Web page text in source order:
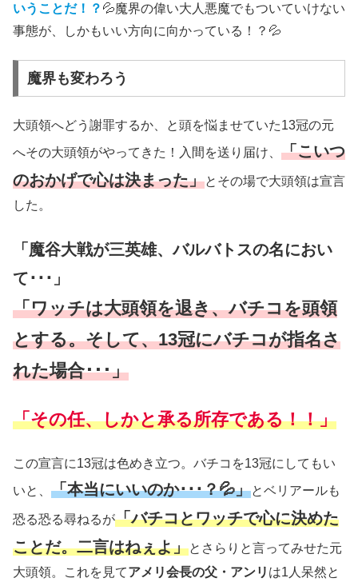
いうことだ！？ 💦魔界の偉い大人悪魔でもついていけない
事態が、しかもいい方向に向かっている！？💦
魔界も変わろう
大頭領へどう謝罪するか、と頭を悩ませていた13冠の元
へその大頭領がやってきた！入間を送り届け、 「こいつ
のおかげで心は決まった」とその場で大頭領は宣言
した。
「魔谷大戦が三英雄、バルバトスの名におい
て･･･」
「ワッチは大頭領を退き、バチコを頭領
とする。そして、13冠にバチコが指名さ
れた場合･･･」
「その任、しかと承る所存である！！」
この宣言に13冠は色めき立つ。バチコを13冠にしてもい
いと、 「本当にいいのか･･･？💦」とベリアールも
恐る恐る尋ねるが「バチコとワッチで心に決めた
ことだ。二言はねぇよ」とさらりと言ってみせた元
大頭領。これを見てアメリ会長の父・アンリ は1人呆然と